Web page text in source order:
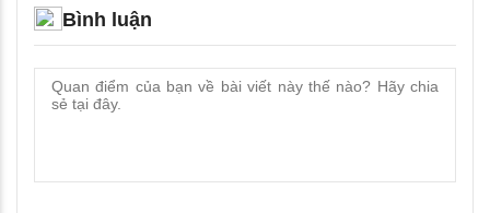
Bình luận